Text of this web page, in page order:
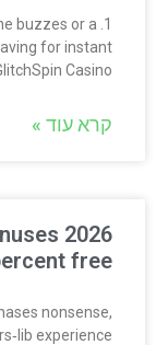
buzzes or a
for instant
Casino
קרא עוד »
2026
free
nonsense,
experience